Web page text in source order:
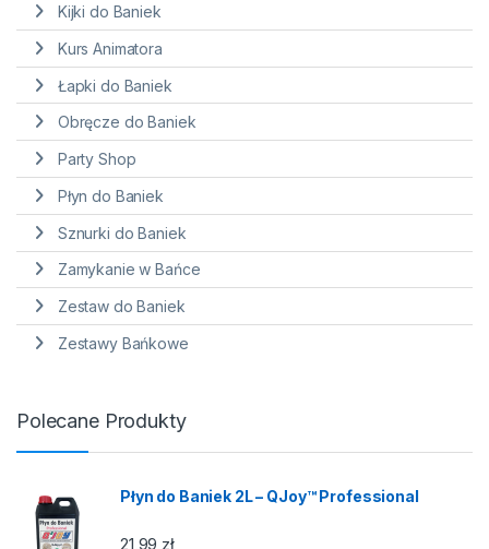
Kijki do Baniek
Kurs Animatora
Łapki do Baniek
Obręcze do Baniek
Party Shop
Płyn do Baniek
Sznurki do Baniek
Zamykanie w Bańce
Zestaw do Baniek
Zestawy Bańkowe
Polecane Produkty
Płyn do Baniek 2L – QJoy™ Professional
21,99 zł